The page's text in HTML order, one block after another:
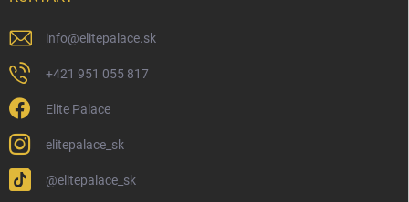
info@elitepalace.sk
+421 951 055 817
Elite Palace
elitepalace_sk
@elitepalace_sk